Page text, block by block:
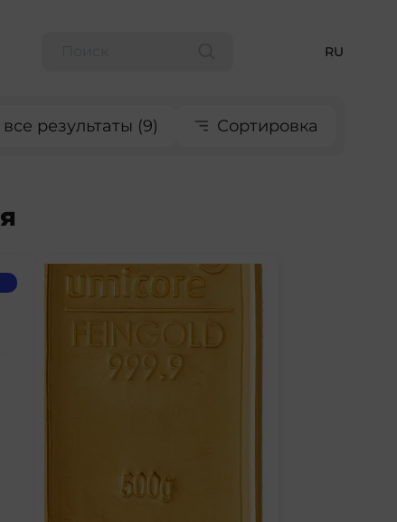
RU
результаты (9) Сортировка